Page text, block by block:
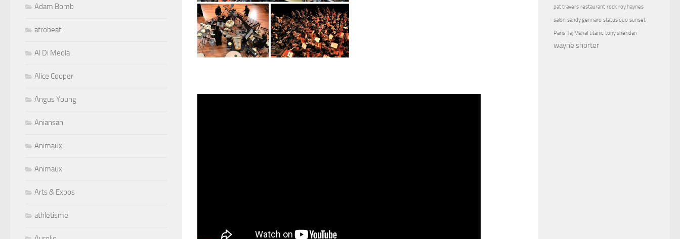
Adam Bomb
afrobeat
Al Di Meola
Alice Cooper
Angus Young
Aniansah
Animaux
Animaux
Arts & Expos
athletisme
pat travers restaurant rock roy haynes
salon sandy gennaro status quo sunset
Paris Taj Mahal titanic tony sheridan
wayne shorter